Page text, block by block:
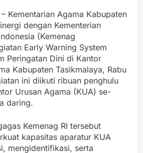
– Kementarian Agama Kabupaten
dengan Kementerian
(Kemenag
Early Warning System
Peringatan Dini di Kantor
Kabupaten Tasikmalaya, Rabu
ini diikuti ribuan penghulu
Urusan Agama (KUA) se-
daring.
Kemenag RI tersebut
kapasitas aparatur KUA
mengidentifikasi, serta